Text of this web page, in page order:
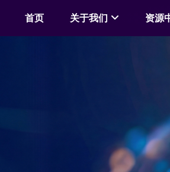
首页 关于我们 资源